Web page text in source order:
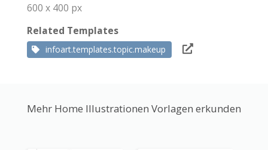
600 x 400 px
Related Templates
infoart.templates.topic.makeup
Mehr Home Illustrationen Vorlagen erkunden